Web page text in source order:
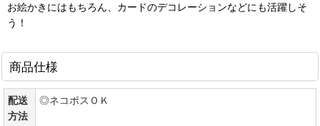
お絵かきにはもちろん、カードのデコレーションなどにも活躍しそ
う！
商品仕様
配送
方法
◎ネコポスＯＫ